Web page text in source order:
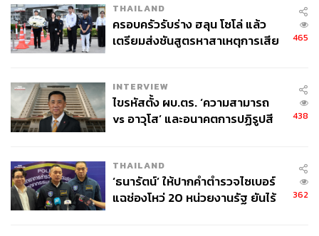
THAILAND
ครอบครัวรับร่าง ฮลุน โซโล่ แล้ว
เตรียมส่งชันสูตรหาสาเหตุการเสีย
465
INTERVIEW
ไขรหัสตั้ง ผบ.ตร. ‘ความสามารถ
vs อาวุโส’ และอนาคตการปฏิรูปสี
438
THAILAND
‘ธนารัตน์’ ให้ปากคำตำรวจไซเบอร์
แฉช่องโหว่ 20 หน่วยงานรัฐ ยันไร้
362